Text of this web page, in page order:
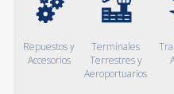
Repuestos y
Accesorios
Terminales
Terrestres y
Aeroportuarios